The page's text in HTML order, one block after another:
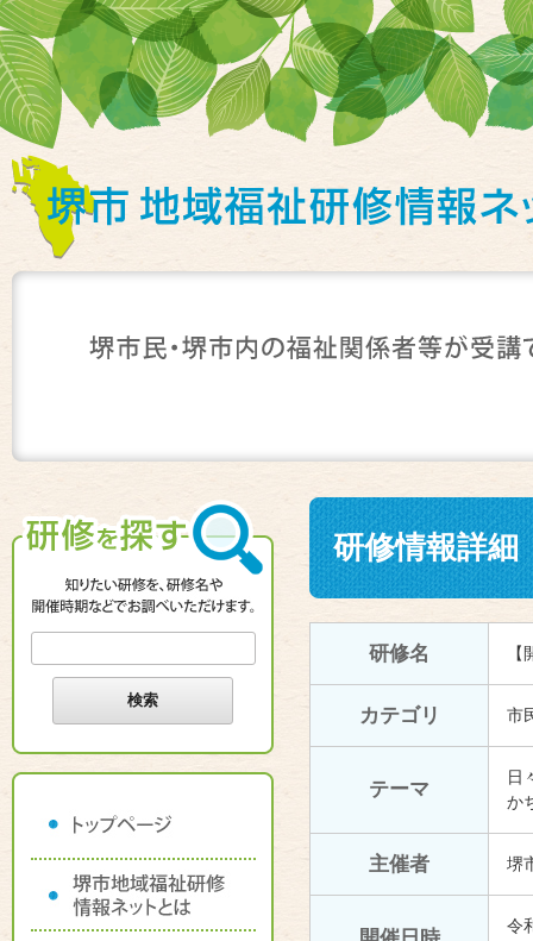
研修情報詳細
研修名
カテゴリ 市
テーマ
日
か
主催者 堺
令